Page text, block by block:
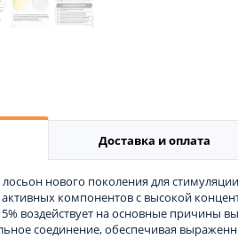
Доставка и оплата
нового поколения для
компонентов с высокой
воздействует на основные причины
соединение, обеспечивая